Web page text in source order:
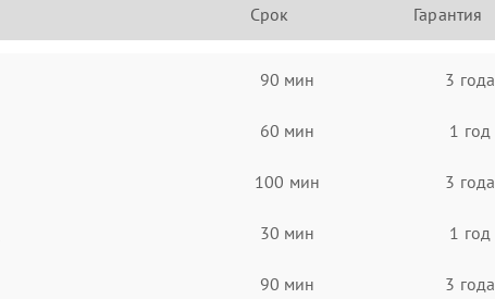
Срок Гарантия
90 мин 3 года
60 мин 1 год
100 мин 3 года
30 мин 1 год
90 мин 3 года